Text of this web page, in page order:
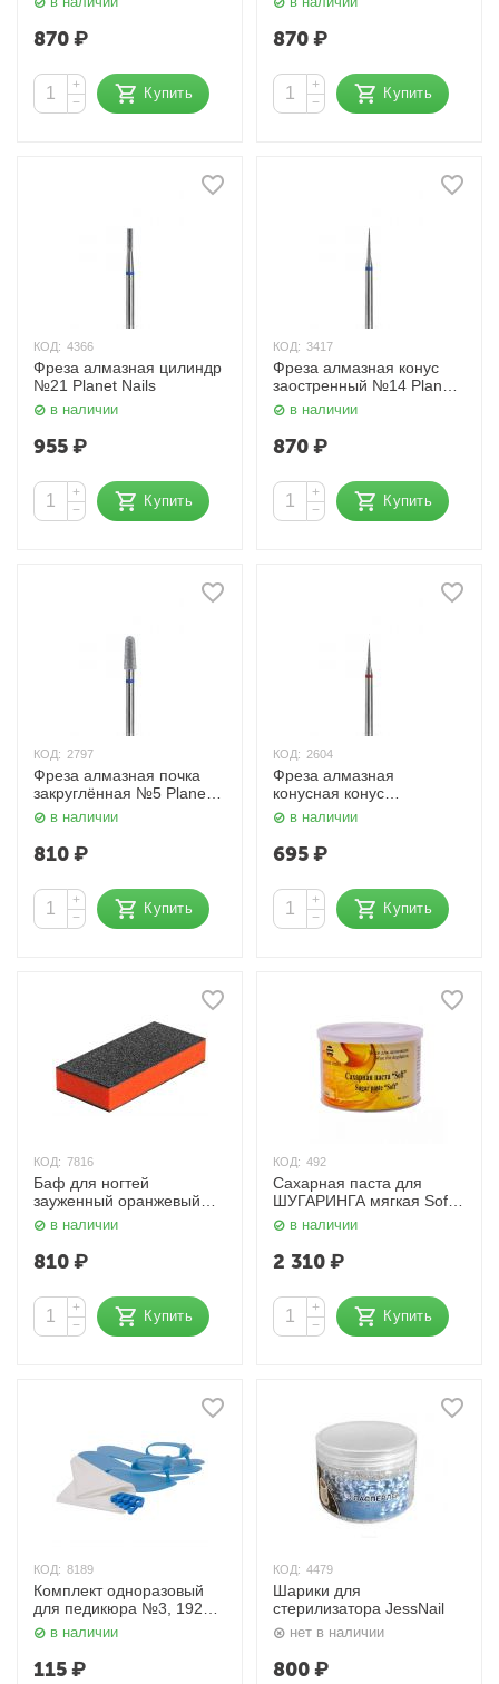
870₽
+
−
Купить
870₽
+
−
Купить
КОД: 4366
Фреза алмазная цилиндр
№21 Planet Nails
в наличии
955₽
+
−
Купить
КОД: 3417
Фреза алмазная конус
заостренный №14 Planet
Nailsв наличии
870₽
+
−
Купить
КОД: 2797
Фреза алмазная почка
закруглённая №5 Planet
Nailsв наличии
810₽
+
−
Купить
КОД: 2604
Фреза алмазная
конусная конус
заострённый №12 Planet
Nails
в наличии
695₽
+
−
Купить
КОД: 7816
Баф для ногтей
зауженный оранжевый
20305 Planet Nails
в наличии
810₽
+
−
Купить
КОД: 492
Сахарная паста для
ШУГАРИНГА мягкая Soft
400 гр. Planet Nails
в наличии
2 310₽
+
−
Купить
КОД: 8189
Комплект одноразовый
для педикюра №3, 19253
Planet Nails
в наличии
115₽
КОД: 4479
Шарики для
стерилизатора JessNail
нет в наличии
800₽